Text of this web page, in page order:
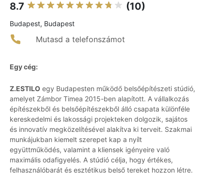
8.7 (10)
Budapest, Budapest
Mutasd a telefonszámot
Egy cég:
Z.ESTILO egy Budapesten működő belsőépítészeti stúdió,
amelyet Zámbor Timea 2015-ben alapított. A vállalkozás
építészekből és belsőépítészekből álló csapata különféle
kereskedelmi és lakossági projekteken dolgozik, sajátos
és innovatív megközelítésével alakítva ki terveit. Szakmai
munkájukban kiemelt szerepet kap a nyílt
együttműködés, valamint a kliensek igényeire való
maximális odafigyelés. A stúdió célja, hogy értékes,
felhasználóbarát és esztétikus belső tereket hozzon létre.